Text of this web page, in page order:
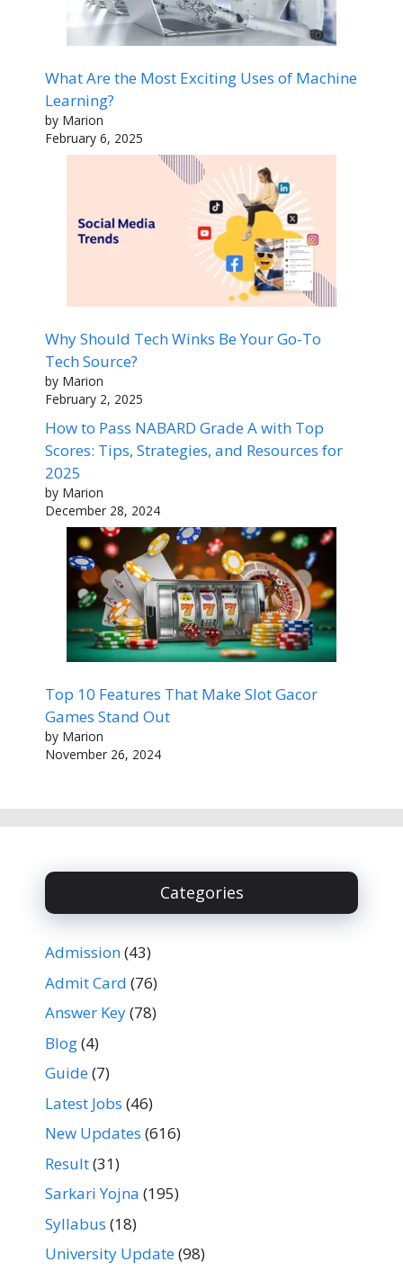
What Are the Most Exciting Uses of Machine
Learning?
by Marion
February 6, 2025
Why Should Tech Winks Be Your Go-To
Tech Source?
by Marion
February 2, 2025
How to Pass NABARD Grade A with Top
Scores: Tips, Strategies, and Resources for
2025
by Marion
December 28, 2024
Top 10 Features That Make Slot Gacor
Games Stand Out
by Marion
November 26, 2024
Categories
Admission(43)
Admit Card (76)
Answer Key(78)
Blog(4)
Guide(7)
Latest Jobs (46)
New Updates (616)
Result(31)
Sarkari Yojna (195)
Syllabus (18)
University Update(98)